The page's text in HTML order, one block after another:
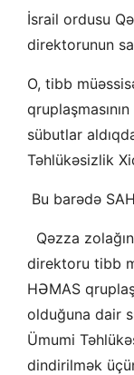
İsrail ordusu
direktorunun
O, tibb
sübutlar
Təhlükəsizlik
Bu barədə
Qəzza
direktoru tibb
HƏMAS
olduğuna dair
Ümumi
dindirilmək